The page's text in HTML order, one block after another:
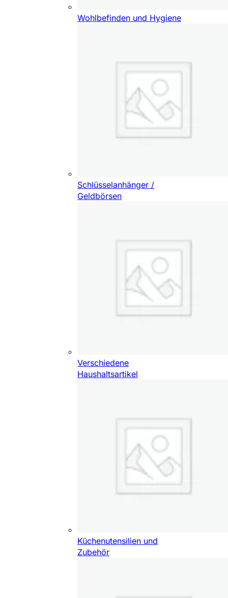
Wohlbefinden und Hygiene
Schlüsselanhänger /
Geldbörsen
Verschiedene
Haushaltsartikel
Küchenutensilien und
Zubehör